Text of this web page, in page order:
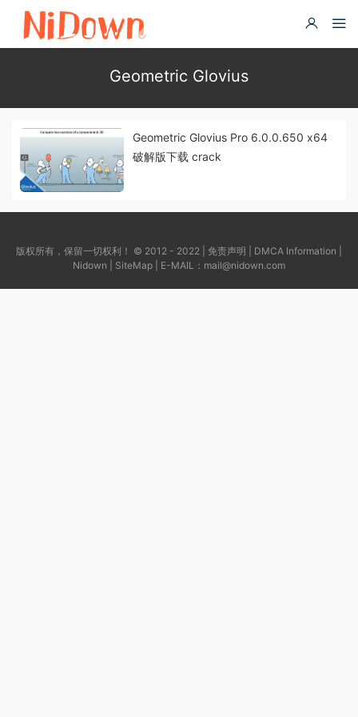
Geometric Glovius
Geometric Glovius Pro 6.0.0.650 x64
破解版下载 crack
版权所有，保留一切权利！ © 2012 - 2022 | 免责声明 DMCA Information
Nidown
SiteMap | E-MAIL： mail@nidown.com